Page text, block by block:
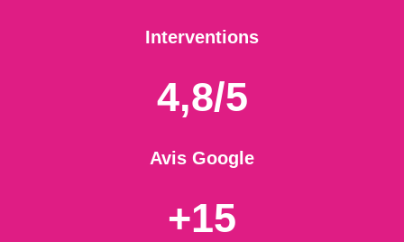
Interventions
4,8/5
Avis Google
+15